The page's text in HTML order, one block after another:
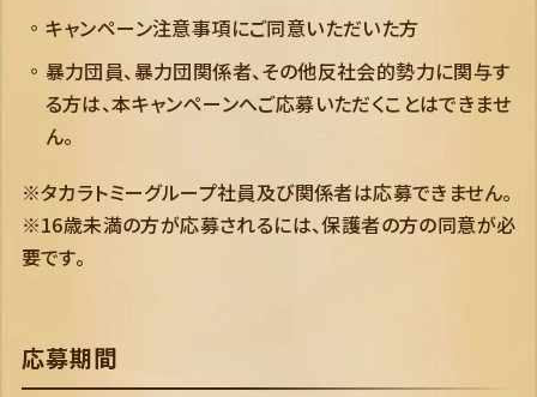
キャンペーン注意事項にご同意いただいた方
暴力団員、暴力団関係者、その他反社会的勢力に関与す
る方は、本キャンペーンへご応募いただくことはできませ
ん。
※タカラトミーグループ社員及び関係者は応募できません。
※16歳未満の方が応募されるには、保護者の方の同意が必
要です。
応募期間